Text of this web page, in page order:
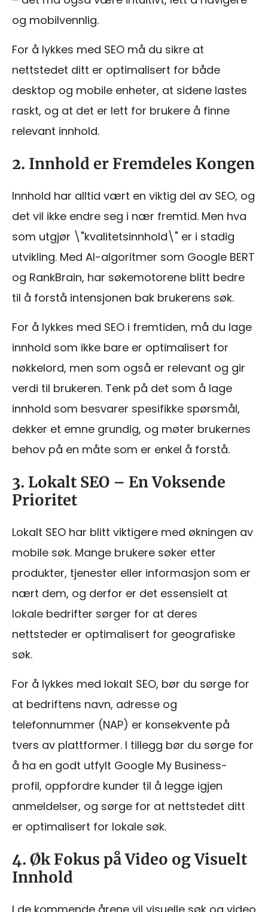
og mobilvennlig.
For å lykkes med SEO må du sikre at
nettstedet ditt er optimalisert for både
desktop og mobile enheter, at sidene lastes
raskt, og at det er lett for brukere å finne
relevant innhold.
2. Innhold er Fremdeles Kongen
Innhold har alltid vært en viktig del av SEO, og
det vil ikke endre seg i nær fremtid. Men hva
som utgjør \"kvalitetsinnhold\" er i stadig
utvikling. Med AI-algoritmer som Google BERT
og RankBrain, har søkemotorene blitt bedre
til å forstå intensjonen bak brukerens søk.
For å lykkes med SEO i fremtiden, må du lage
innhold som ikke bare er optimalisert for
nøkkelord, men som også er relevant og gir
verdi til brukeren. Tenk på det som å lage
innhold som besvarer spesifikke spørsmål,
dekker et emne grundig, og møter brukernes
behov på en måte som er enkel å forstå.
3. Lokalt SEO – En Voksende
Prioritet
Lokalt SEO har blitt viktigere med økningen av
mobile søk. Mange brukere søker etter
produkter, tjenester eller informasjon som er
nært dem, og derfor er det essensielt at
lokale bedrifter sørger for at deres
nettsteder er optimalisert for geografiske
søk.
For å lykkes med lokalt SEO, bør du sørge for
at bedriftens navn, adresse og
telefonnummer (NAP) er konsekvente på
tvers av plattformer. I tillegg bør du sørge for
å ha en godt utfylt Google My Business-
profil, oppfordre kunder til å legge igjen
anmeldelser, og sørge for at nettstedet ditt
er optimalisert for lokale søk.
4. Øk Fokus på Video og Visuelt
Innhold